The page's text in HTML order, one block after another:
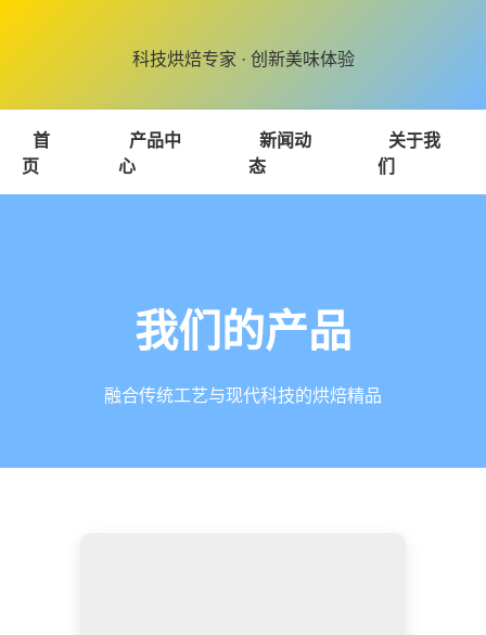
科技烘焙专家 · 创新美味体验
首
页
产品中
心
新闻动
态
关于我
们
我们的产品
融合传统工艺与现代科技的烘焙精品